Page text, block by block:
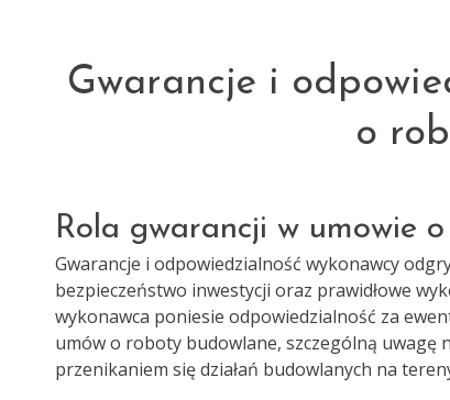
Gwarancje i
o
Rola gwarancji w umowie
Gwarancje i odpowiedzialność wykonawcy
bezpieczeństwo inwestycji oraz prawidłowe
wykonawca poniesie odpowiedzialność za
umów o roboty budowlane, szczególną uwagę
przenikaniem się działań budowlanych na